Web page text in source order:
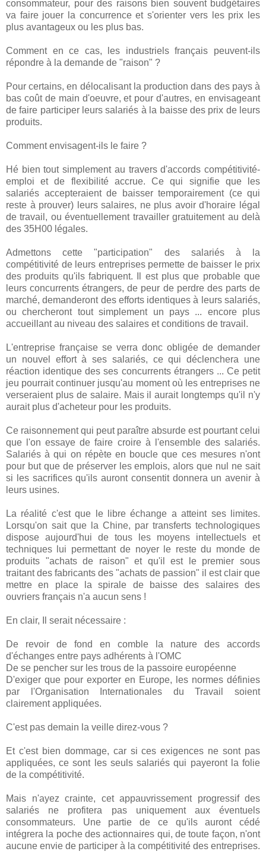
consommateur, pour des raisons bien souvent budgétaires
va faire jouer la concurrence et s'orienter vers les prix les
plus avantageux ou les plus bas.
Comment en ce cas, les industriels français peuvent-ils
répondre à la demande de "raison" ?
Pour certains, en délocalisant la production dans des pays à
bas coût de main d'oeuvre, et pour d'autres, en envisageant
de faire participer leurs salariés à la baisse des prix de leurs
produits.
Comment envisagent-ils le faire ?
Hé bien tout simplement au travers d'accords compétitivité-
emploi et de flexibilité accrue. Ce qui signifie que les
salariés accepteraient de baisser temporairement (ce qui
reste à prouver) leurs salaires, ne plus avoir d'horaire légal
de travail, ou éventuellement travailler gratuitement au delà
des 35H00 légales.
Admettons cette "participation" des salariés à la
compétitivité de leurs entreprises permette de baisser le prix
des produits qu'ils fabriquent. Il est plus que probable que
leurs concurrents étrangers, de peur de perdre des parts de
marché, demanderont des efforts identiques à leurs salariés,
ou chercheront tout simplement un pays ... encore plus
accueillant au niveau des salaires et conditions de travail.
L'entreprise française se verra donc obligée de demander
un nouvel effort à ses salariés, ce qui déclenchera une
réaction identique des ses concurrents étrangers ... Ce petit
jeu pourrait continuer jusqu'au moment où les entreprises ne
verseraient plus de salaire. Mais il aurait longtemps qu'il n'y
aurait plus d'acheteur pour les produits.
Ce raisonnement qui peut paraître absurde est pourtant celui
que l'on essaye de faire croire à l'ensemble des salariés.
Salariés à qui on répète en boucle que ces mesures n'ont
pour but que de préserver les emplois, alors que nul ne sait
si les sacrifices qu'ils auront consentit donnera un avenir à
leurs usines.
La réalité c'est que le libre échange a atteint ses limites.
Lorsqu'on sait que la Chine, par transferts technologiques
dispose aujourd'hui de tous les moyens intellectuels et
techniques lui permettant de noyer le reste du monde de
produits "achats de raison" et qu'il est le premier sous
traitant des fabricants des "achats de passion" il est clair que
mettre en place la spirale de baisse des salaires des
ouvriers français n'a aucun sens !
En clair, Il serait nécessaire :
De revoir de fond en comble la nature des accords
d'échanges entre pays adhérents à l'OMC
De se pencher sur les trous de la passoire européenne
D'exiger que pour exporter en Europe, les normes définies
par l'Organisation Internationales du Travail soient
clairement appliquées.
C'est pas demain la veille direz-vous ?
Et c'est bien dommage, car si ces exigences ne sont pas
appliquées, ce sont les seuls salariés qui payeront la folie
de la compétitivité.
Mais n'ayez crainte, cet appauvrissement progressif des
salariés ne profitera pas uniquement aux éventuels
consommateurs. Une partie de ce qu'ils auront cédé
intégrera la poche des actionnaires qui, de toute façon, n'ont
aucune envie de participer à la compétitivité des entreprises.